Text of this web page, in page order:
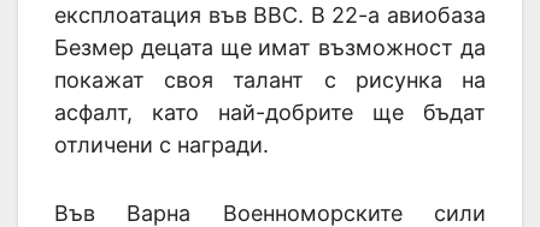
експлоатация във ВВС. В 22-а авиобаза
Безмер децата ще имат възможност да
покажат своя талант с рисунка на
асфалт, като най-добрите ще бъдат
отличени с награди.
Във Варна Военноморските сили